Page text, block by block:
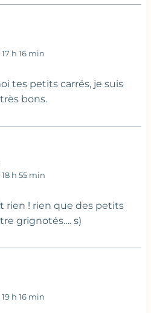
h 16 min
tes petits carrés, je suis
bons.
h 55 min
rien ! rien que des petits
grignotés…. s)
h 16 min